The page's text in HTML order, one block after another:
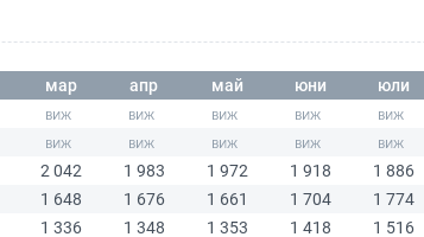
мар апр май юни
юли
2 042 1 983 1 972 1 918
1 886
1 648 1 676 1 661 1 704
1 774
1 336 1 348 1 353 1 418 1 516